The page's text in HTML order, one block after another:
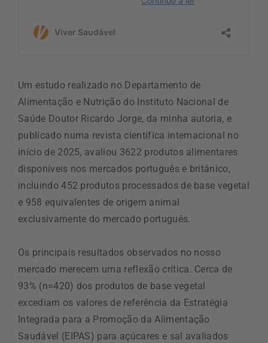
Um estudo realizado no Departamento de
Alimentação e Nutrição do Instituto Nacional de
Saúde Doutor Ricardo Jorge, da minha autoria, e
publicado numa revista científica internacional no
início de 2025, avaliou 3622 produtos alimentares
disponíveis nos mercados português e britânico,
incluindo 452 produtos processados de base vegetal
e 958 equivalentes de origem animal
exclusivamente do mercado português.
Os principais resultados observados no nosso
mercado merecem uma reflexão crítica. Cerca de
93% (n=420) dos produtos de base vegetal
excediam os valores de referência da Estratégia
Integrada para a Promoção da Alimentação
Saudável (EIPAS) para açúcares e sal avaliados